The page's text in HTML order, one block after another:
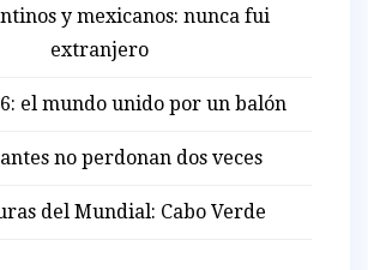
y mexicanos: nunca fui
extranjero
el mundo unido por un balón
no perdonan dos veces
del Mundial: Cabo Verde